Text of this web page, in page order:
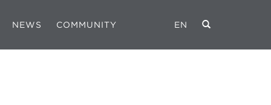
NEWS COMMUNITY EN